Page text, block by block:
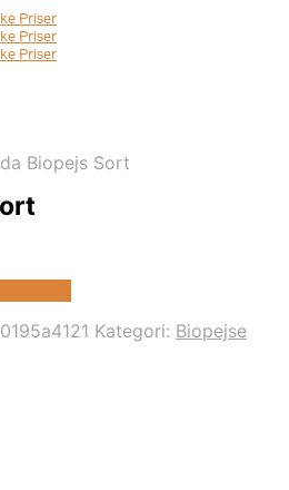
Biopejs Sort
Kategori: Biopejse